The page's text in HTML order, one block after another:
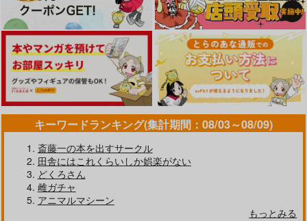
キーワードランキング(集計期間：08/03～08/09)
斎藤一の本を出すサークル
田舎にはこれくらいしか娯楽がない
どくろさん
雌ガチャ
アニマルマシーン
もっとみる